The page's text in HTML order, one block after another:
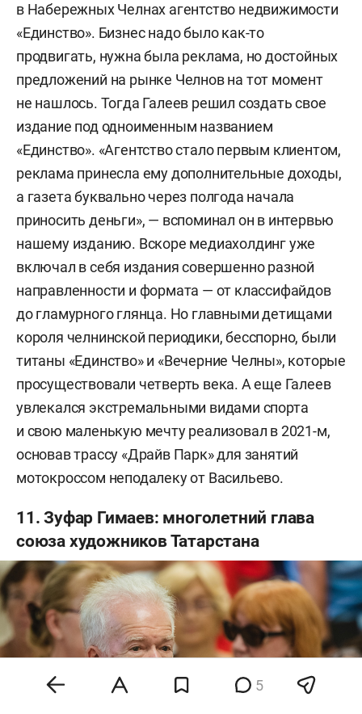
в Набережных Челнах агентство недвижимости
«Единство». Бизнес надо было как-то
продвигать, нужна была реклама, но достойных
предложений на рынке Челнов на тот момент
не нашлось. Тогда Галеев решил создать свое
издание под одноименным названием
«Единство». «Агентство стало первым клиентом,
реклама принесла ему дополнительные доходы,
а газета буквально через полгода начала
приносить деньги», — вспоминал он в интервью
нашему изданию. Вскоре медиахолдинг уже
включал в себя издания совершенно разной
направленности и формата — от классифайдов
до гламурного глянца. Но главными детищами
короля челнинской периодики, бесспорно, были
титаны «Единство» и «Вечерние Челны», которые
просуществовали четверть века. А еще Галеев
увлекался экстремальными видами спорта
и свою маленькую мечту реализовал в 2021-м,
основав трассу «Драйв Парк» для занятий
мотокроссом неподалеку от Васильево.
11. Зуфар Гимаев: многолетний глава
союза художников Татарстана
5